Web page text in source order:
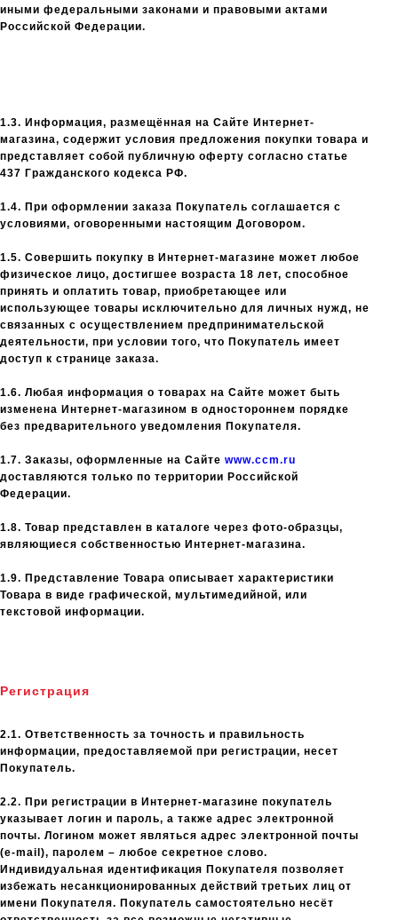
иными федеральными законами и правовыми актами
Российской Федерации.
1.3. Информация, размещённая на Сайте Интернет-
магазина, содержит условия предложения покупки товара и
представляет собой публичную оферту согласно статье
437 Гражданского кодекса РФ.
1.4. При оформлении заказа Покупатель соглашается с
условиями, оговоренными настоящим Договором.
1.5. Совершить покупку в Интернет-магазине может любое
физическое лицо, достигшее возраста 18 лет, способное
принять и оплатить товар, приобретающее или
использующее товары исключительно для личных нужд, не
связанных с осуществлением предпринимательской
деятельности, при условии того, что Покупатель имеет
доступ к странице заказа.
1.6. Любая информация о товарах на Сайте может быть
изменена Интернет-магазином в одностороннем порядке
без предварительного уведомления Покупателя.
1.7. Заказы, оформленные на Сайте www.ccm.ru
доставляются только по территории Российской
Федерации.
1.8. Товар представлен в каталоге через фото-образцы,
являющиеся собственностью Интернет-магазина.
1.9. Представление Товара описывает характеристики
Товара в виде графической, мультимедийной, или
текстовой информации.
Регистрация
2.1. Ответственность за точность и правильность
информации, предоставляемой при регистрации, несет
Покупатель.
2.2. При регистрации в Интернет-магазине покупатель
указывает логин и пароль, а также адрес электронной
почты. Логином может являться адрес электронной почты
(e-mail), паролем – любое секретное слово.
Индивидуальная идентификация Покупателя позволяет
избежать несанкционированных действий третьих лиц от
имени Покупателя. Покупатель самостоятельно несёт